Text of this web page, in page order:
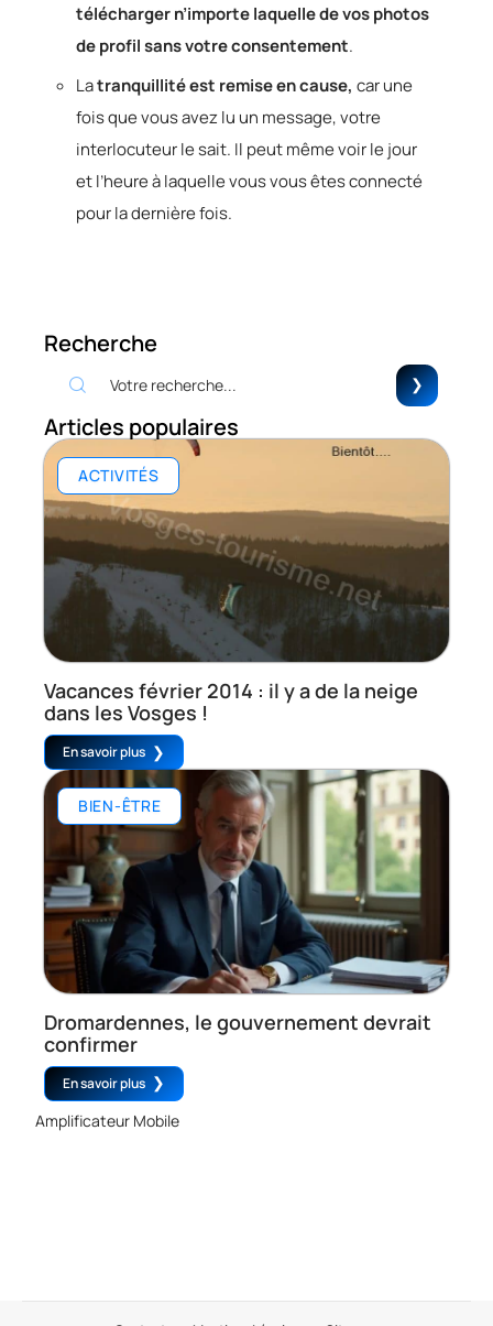
télécharger n’importe laquelle de vos photos
de profil sans votre consentement.
Latranquillité est remise en cause, car une
fois que vous avez lu un message, votre
interlocuteur le sait. Il peut même voir le jour
et l’heure à laquelle vous vous êtes connecté
pour la dernière fois.
Recherche
Articles populaires
ACTIVITÉS
Vacances février 2014 : il y a de la neige
dans les Vosges !
En savoir plus
BIEN-ÊTRE
Dromardennes, le gouvernement devrait
confirmer
En savoir plus
Amplificateur Mobile